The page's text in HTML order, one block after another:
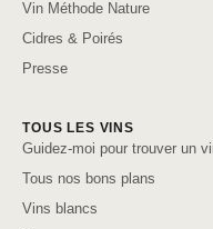
Vin Méthode Nature
Cidres & Poirés
Presse
TOUS LES VINS
Guidez-moi pour trouver un
Tous nos bons plans
Vins blancs